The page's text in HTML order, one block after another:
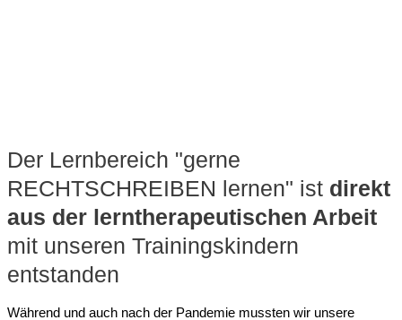
Der Lernbereich "gerne
RECHTSCHREIBEN lernen" ist direkt
aus der lerntherapeutischen Arbeit
mit unseren Trainingskindern
entstanden
Während und auch nach der Pandemie mussten wir unsere